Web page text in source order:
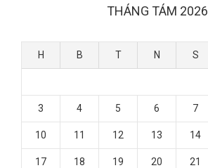
THÁNG TÁM 2026
H B T N S
3 4 5 6 7
10 11 12 13 14
17 18 19 20 21